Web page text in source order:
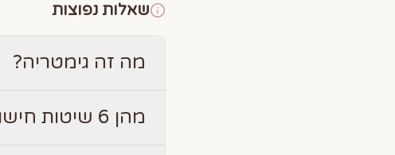
שאלות נפוצות
מה זה גימטריה?
מהן 6 שיטות חישוב הגימטריה?